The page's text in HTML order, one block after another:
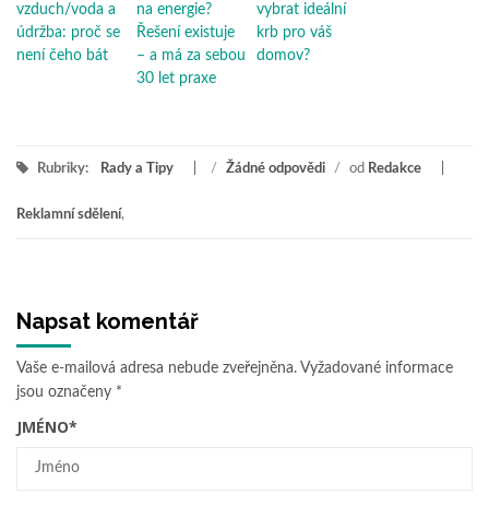
vzduch/voda a
údržba: proč se
není čeho bát
na energie?
Řešení existuje
– a má za sebou
30 let praxe
vybrat ideální
krb pro váš
domov?
Rubriky: Rady a Tipy / Žádné odpovědi / od Redakce
Reklamní sdělení,
Napsat komentář
Vaše e-mailová adresa nebude zveřejněna. Vyžadované informace
jsou označeny *
JMÉNO*